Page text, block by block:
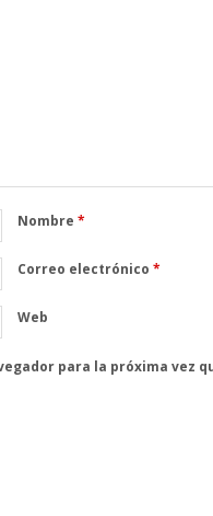
Nombre *
Correo electrónico *
Web
para la próxima vez